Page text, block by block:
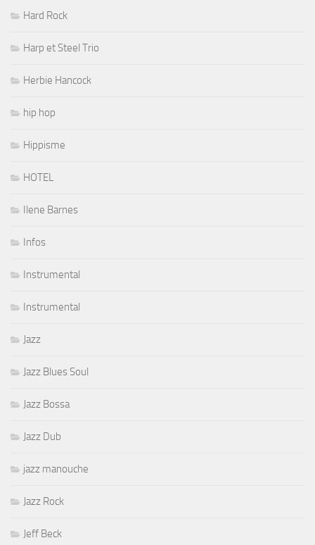
Hard Rock
Harp et Steel Trio
Herbie Hancock
hip hop
Hippisme
HOTEL
Ilene Barnes
Infos
Instrumental
Instrumental
Jazz
Jazz Blues Soul
Jazz Bossa
Jazz Dub
jazz manouche
Jazz Rock
Jeff Beck